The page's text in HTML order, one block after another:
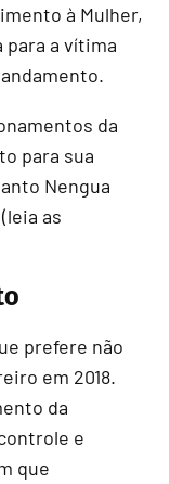
à Mulher,
a vítima
da
para sua
Nengua
as
prefere não
em 2018.
da
e
que